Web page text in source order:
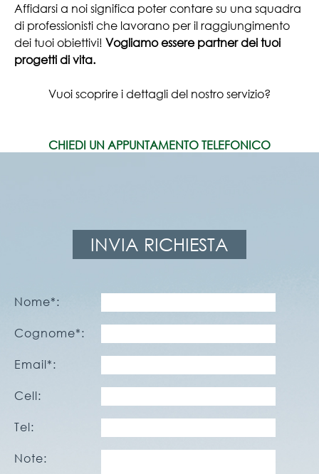
Affidarsi a noi significa poter contare su una squadra
di professionisti che lavorano per il raggiungimento
dei tuoi obiettivi! Vogliamo essere partner dei tuoi
progetti di vita.
Vuoi scoprire i dettagli del nostro servizio?
CHIEDI UN APPUNTAMENTO TELEFONICO
INVIA RICHIESTA
Nome*:
Cognome*:
Email*:
Cell:
Tel:
Note: